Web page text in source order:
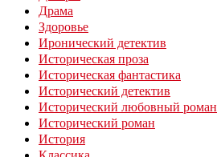
Драма
Здоровье
Иронический детектив
Историческая проза
Историческая фантастика
Исторический детектив
Исторический любовный роман
Исторический роман
История